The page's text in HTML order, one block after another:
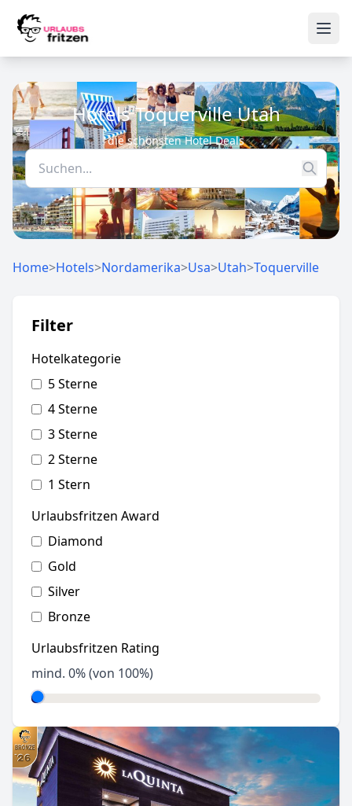
Hotels Toquerville Utah
die schönsten Hotel Deals
Home>Hotels>Nordamerika>Usa>Utah>Toquerville
Filter
Hotelkategorie
5 Sterne
4 Sterne
3 Sterne
2 Sterne
1 Stern
Urlaubsfritzen Award
Diamond
Gold
Silver
Bronze
Urlaubsfritzen Rating
mind. 0% (von 100%)